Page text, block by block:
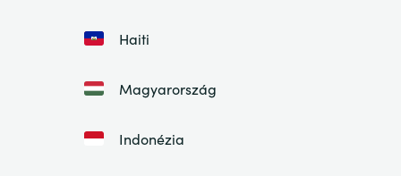
Haiti
Magyarország
Indonézia